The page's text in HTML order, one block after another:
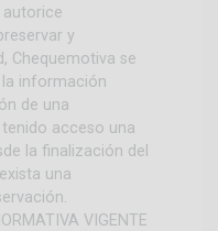
autorice
y
Chequemotiva se
información
de una
acceso una
la finalización del
una
VIGENTE